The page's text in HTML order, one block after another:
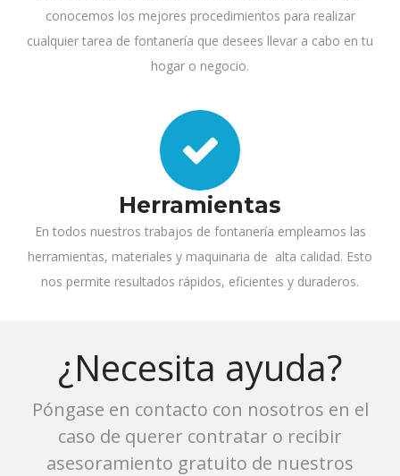
conocemos los mejores procedimientos para realizar
cualquier tarea de fontanería que desees llevar a cabo en tu
hogar o negocio.
Herramientas
En todos nuestros trabajos de fontanería empleamos las
herramientas, materiales y maquinaria de alta calidad. Esto
nos permite resultados rápidos, eficientes y duraderos.
¿Necesita ayuda?
Póngase en contacto con nosotros en el
caso de querer contratar o recibir
asesoramiento gratuito de nuestros